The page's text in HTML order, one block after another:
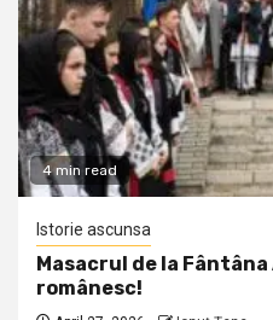
4 min read
Istorie ascunsa
Masacrul de la
românesc!